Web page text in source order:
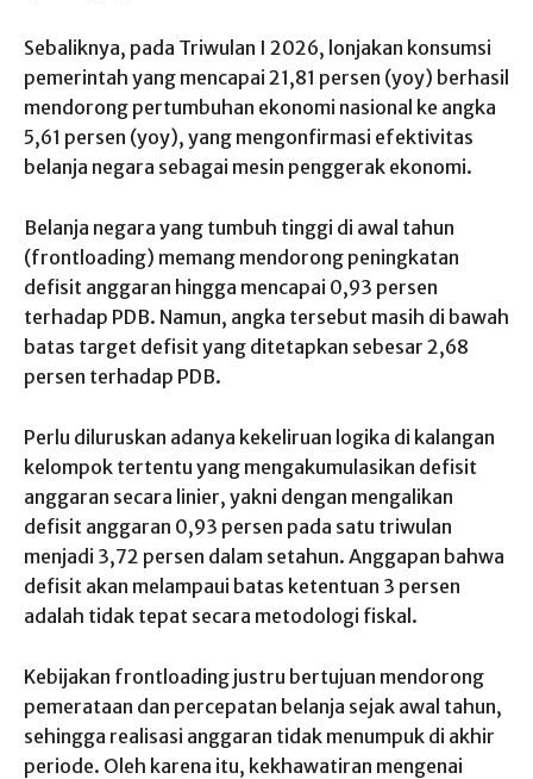
Sebaliknya, pada Triwulan I 2026, lonjakan konsumsi
pemerintah yang mencapai 21,81 persen (yoy) berhasil
mendorong pertumbuhan ekonomi nasional ke angka
5,61 persen (yoy), yang mengonfirmasi efektivitas
belanja negara sebagai mesin penggerak ekonomi.
Belanja negara yang tumbuh tinggi di awal tahun
(frontloading) memang mendorong peningkatan
defisit anggaran hingga mencapai 0,93 persen
terhadap PDB. Namun, angka tersebut masih di bawah
batas target defisit yang ditetapkan sebesar 2,68
persen terhadap PDB.
Perlu diluruskan adanya kekeliruan logika di kalangan
kelompok tertentu yang mengakumulasikan defisit
anggaran secara linier, yakni dengan mengalikan
defisit anggaran 0,93 persen pada satu triwulan
menjadi 3,72 persen dalam setahun. Anggapan bahwa
defisit akan melampaui batas ketentuan 3 persen
adalah tidak tepat secara metodologi fiskal.
Kebijakan frontloading justru bertujuan mendorong
pemerataan dan percepatan belanja sejak awal tahun,
sehingga realisasi anggaran tidak menumpuk di akhir
periode. Oleh karena itu, kekhawatiran mengenai